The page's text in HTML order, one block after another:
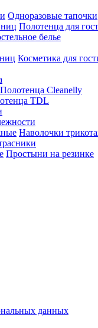
Одноразовые тапочки
Полотенца для
белье
Косметика для
Полотенца Cleanelly
TDL
Наволочки
Простыни на резинке
данных